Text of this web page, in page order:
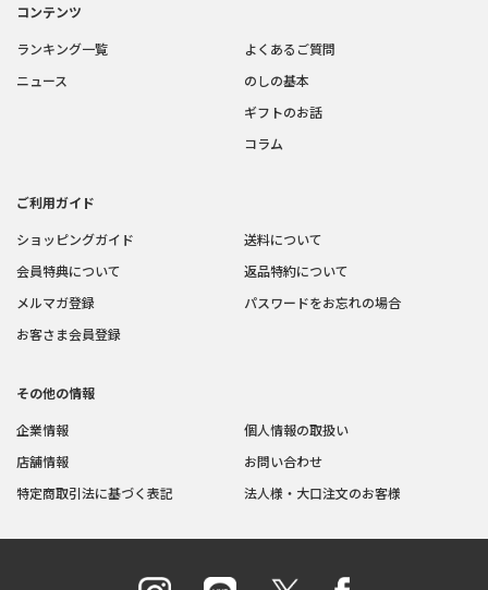
コンテンツ
ランキング一覧
ニュース
よくあるご質問
のしの基本
ギフトのお話
コラム
ご利用ガイド
ショッピングガイド
会員特典について
メルマガ登録
お客さま会員登録
送料について
返品特約について
パスワードをお忘れの場合
その他の情報
企業情報
店舗情報
特定商取引法に基づく表記
個人情報の取扱い
お問い合わせ
法人様・大口注文のお客様